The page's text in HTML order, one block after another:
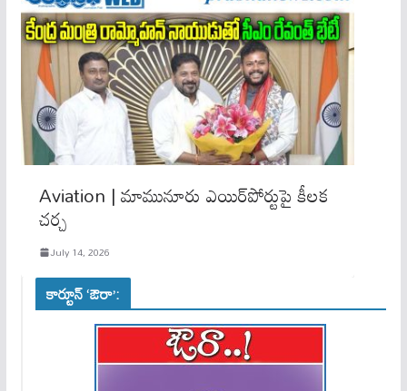
Aviation | మామునూరు ఎయిర్‌పోర్టుపై కీలక
చర్చ
July 14, 2026
కార్టూన్ ‘ఔరా’: